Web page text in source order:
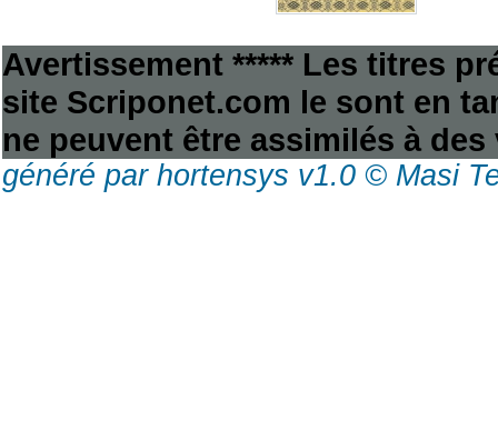
Avertissement ***** Les titres
site Scriponet.com le sont en
ne peuvent être assimilés à
généré par hortensys v1.0 © Masi